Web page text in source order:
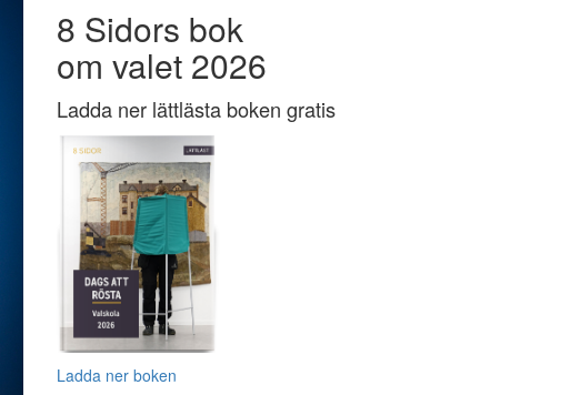
8 Sidors bok
om valet 2026
Ladda ner lättlästa boken gratis
Ladda ner boken